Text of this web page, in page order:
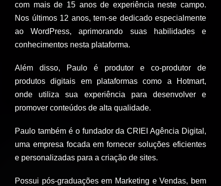
com mais de 15 anos de experiência neste campo.
Nos últimos 12 anos, tem-se dedicado especialmente
ao WordPress, aprimorando suas habilidades e
conhecimentos nesta plataforma.
Além disso, Paulo é produtor e co-produtor de
produtos digitais em plataformas como a Hotmart,
onde utiliza sua experiência para desenvolver e
promover conteúdos de alta qualidade.
Paulo também é o fundador da CRIEI Agência Digital,
uma empresa focada em fornecer soluções eficientes
e personalizadas para a criação de sites.
Possui pós-graduações em Marketing e Vendas, bem